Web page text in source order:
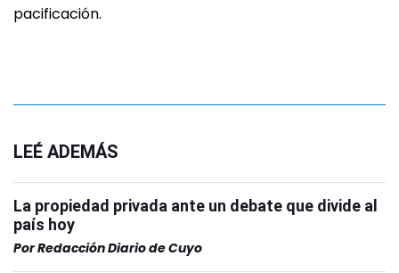
pacificación.
LEÉ ADEMÁS
La propiedad privada ante un debate que divide al
país hoy
PorRedacción Diario de Cuyo